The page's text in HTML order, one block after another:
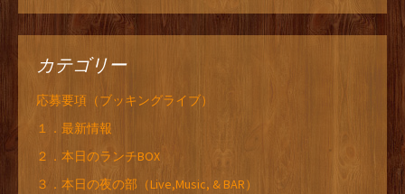
カテゴリー
応募要項（ブッキングライブ）
１．最新情報
２．本日のランチBOX
３．本日の夜の部（Live,Music, & BAR）